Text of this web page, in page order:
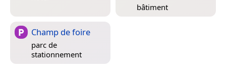
bâtiment
Champ de foire
parc de
stationnement